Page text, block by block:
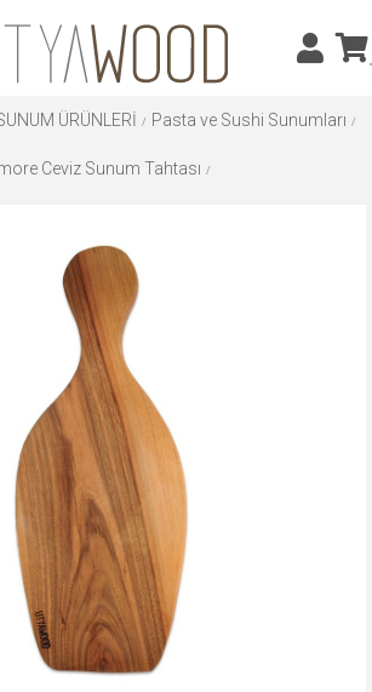
ÜRÜNLERİ Pasta ve Sushi Sunumları
Ceviz Sunum Tahtası